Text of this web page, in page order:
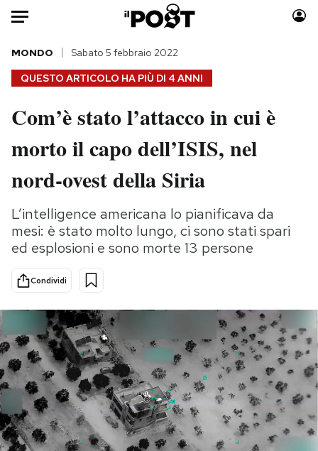
Auto
HOME
Italia
Politica
Tecnologia
Scienza
Cultura
Sport
Moda
Consumismi
Storie/Idee
Media
Europa
PODCAST
NEWSLETTER
I MIEI PREFERITI
QUESTO ARTICOLO HA PIÙ DI 4 ANNI
MONDO Sabato 5 febbraio 2022
Com’è stato l’attacco in cui è
morto il capo dell’ISIS, nel
nord-ovest della Siria
L’intelligence americana lo pianificava da
mesi: è stato molto lungo, ci sono stati spari
ed esplosioni e sono morte 13 persone
Condividi